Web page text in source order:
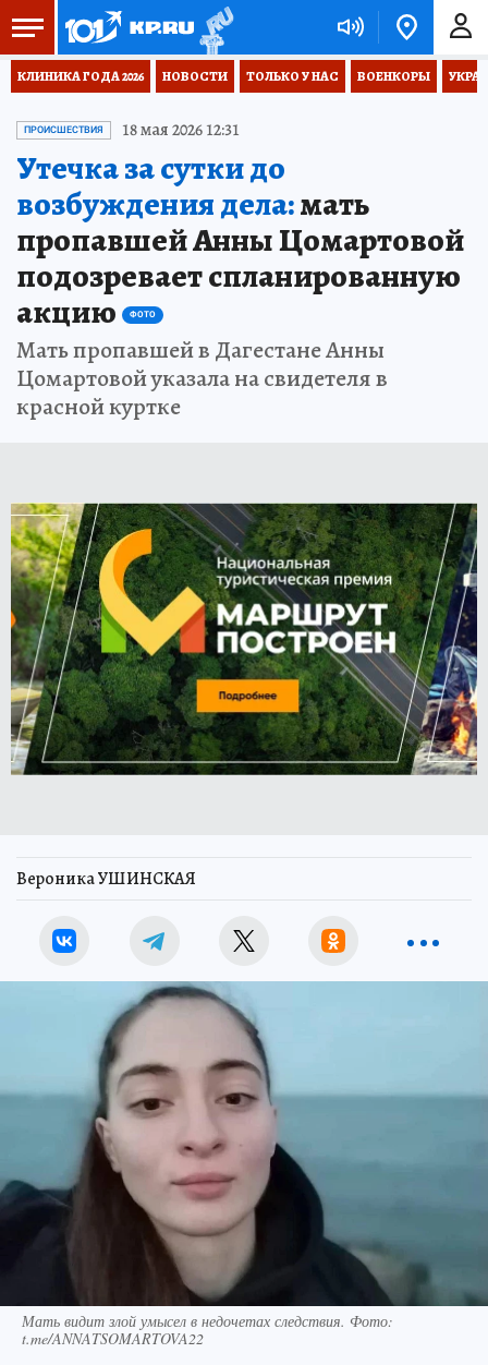
КЛИНИКА ГОДА 2026 НОВОСТИ ТОЛЬКО У НАС ВОЕНКОРЫ
ПРОИСШЕСТВИЯ 18 мая 2026 12:31
Утечка за сутки до
возбуждения дела:мать
пропавшей Анны Цомартовой
подозревает спланированную
акцию
ФОТО
Мать пропавшей в Дагестане Анны
Цомартовой указала на свидетеля в
красной куртке
Вероника УШИНСКАЯ
Мать видит злой умысел в недочетах следствия. Фото:
t.me/ANNATSOMARTOVA22